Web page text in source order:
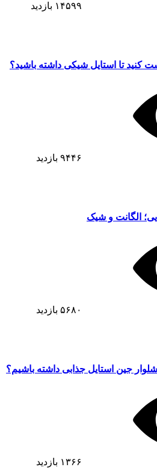
۱۴۵۹۹ بازدید
کنید تا استایل شیکی داشته باشید؟
۹۴۴۶ بازدید
الگانت و شیک
۵۶۸۰ بازدید
جین استایل جذابی داشته باشیم؟
۱۳۶۶ بازدید